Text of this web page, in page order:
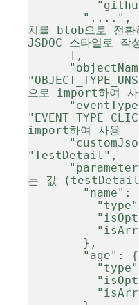
"....", //
치를 blob으로 전
JSDOC 스타일로 작
],
으로 import하여 사
import하여 사용
"TestDetail",
는 값 (testDetail
"name":
"type":
},
"age": {
"type":